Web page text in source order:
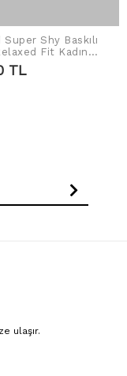
EKLE
Shy Baskılı
Fit Kadın
TL
ulaşır.